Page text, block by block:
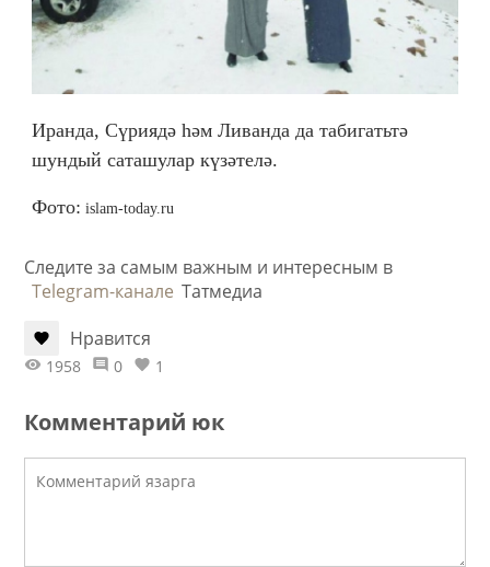
Иранда, Сүриядә һәм Ливанда да табигатьтә
шундый саташулар күзәтелә.
Фото: islam-today.ru
Следите за самым важным и интересным в
Telegram-канале Татмедиа
Нравится
1958 0 1
Комментарий юк